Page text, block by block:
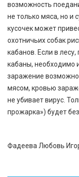
возможность
не только мяса, но и
кусочек может
охотничьих собак
кабанов. Если в
кабаны, необходимо
заражение возможно
мясом, кровью
не убивает вирус.
прожарка») будет
Фадеева Любовь